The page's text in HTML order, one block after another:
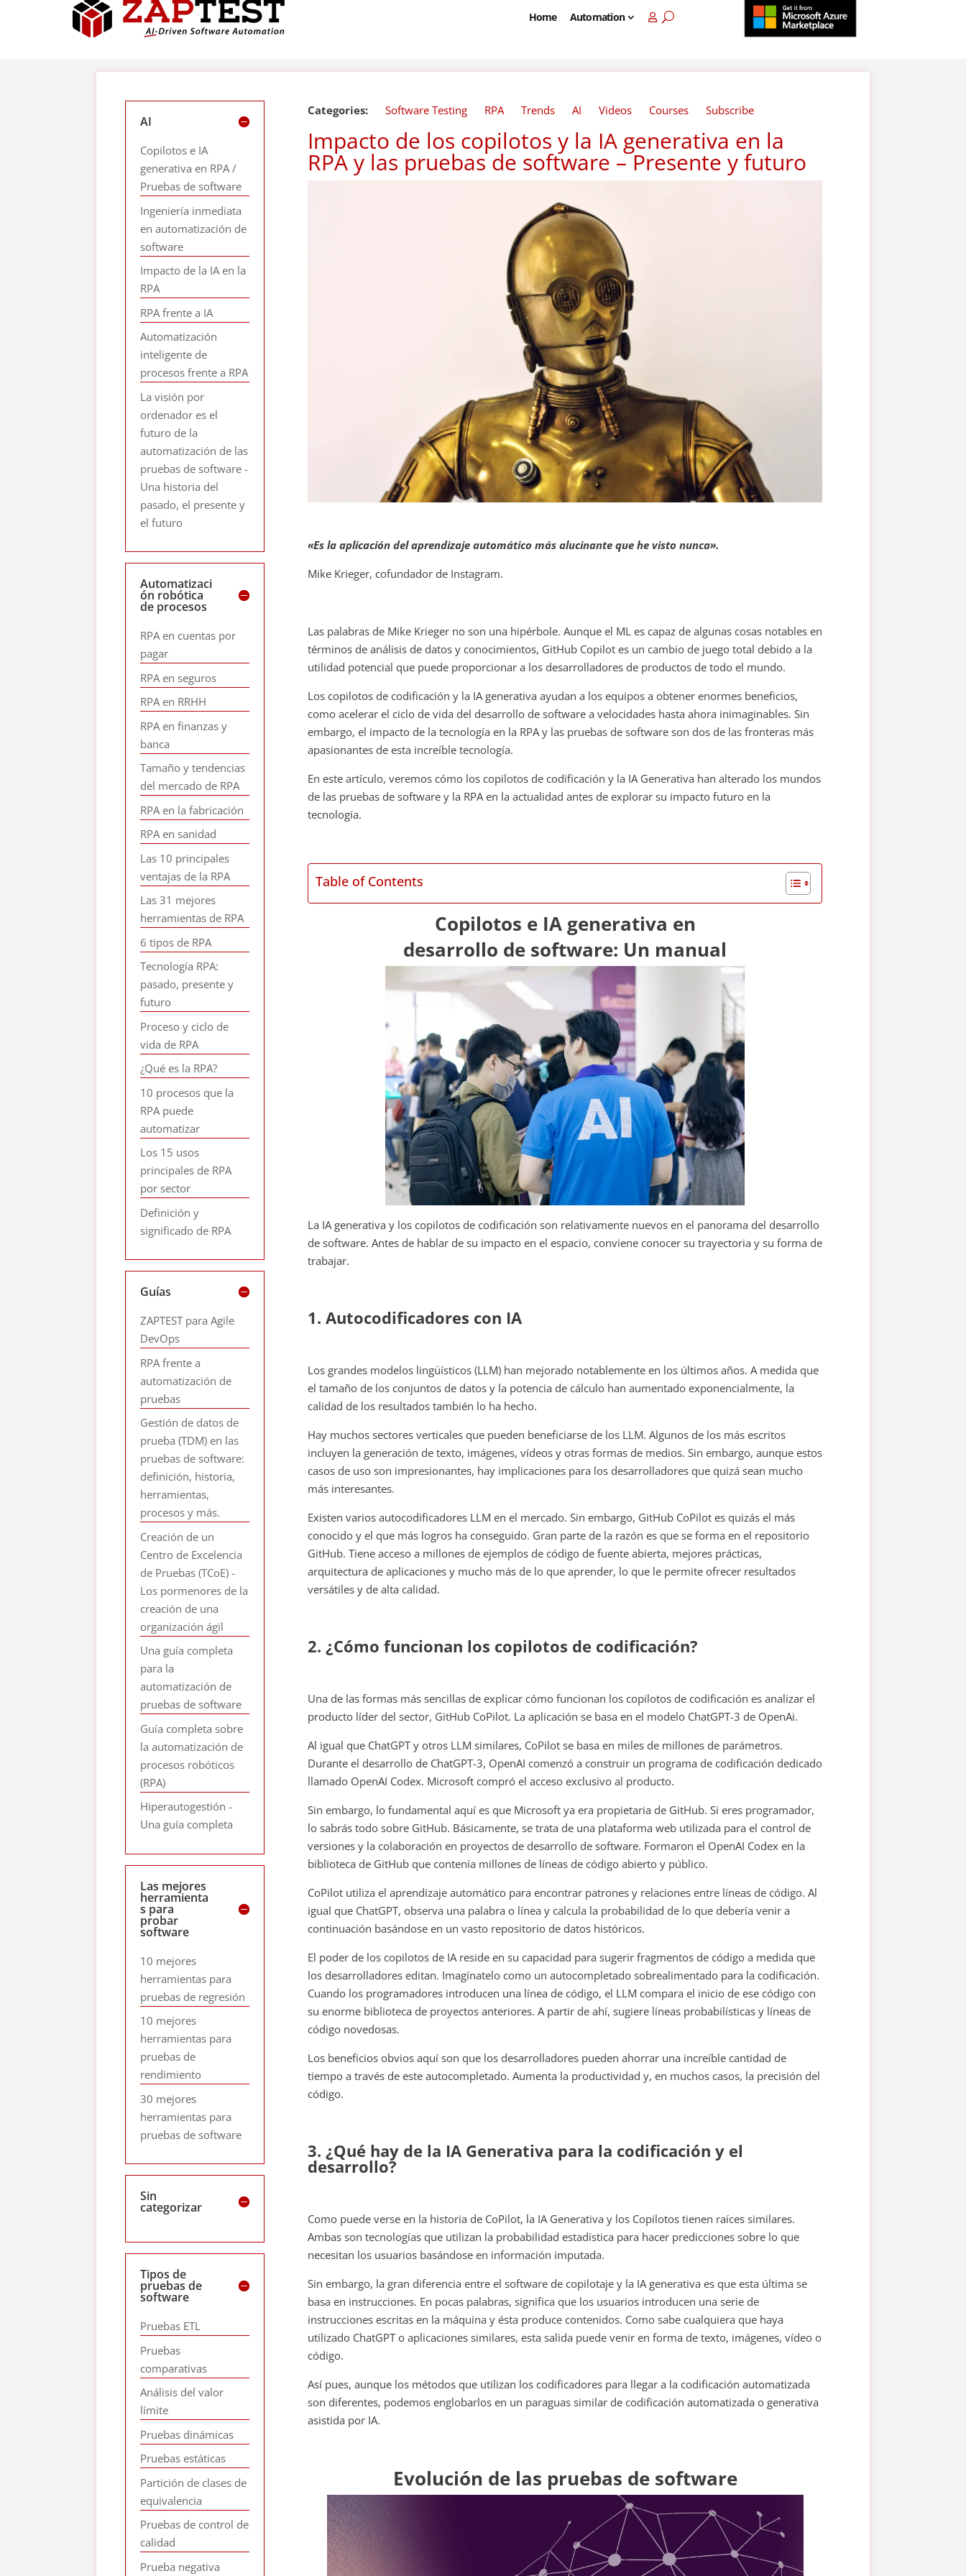
Home Automation
Categories: Software Testing RPA Trends AI Videos Courses Subscribe
Impacto de los copilotos y la IA generativa en la
RPA y las pruebas de software – Presente y futuro
«Es la aplicación del aprendizaje automático más alucinante que he visto nunca».
Mike Krieger, cofundador de Instagram.
Las palabras de Mike Krieger no son una hipérbole. Aunque el ML es capaz de algunas cosas notables en
términos de análisis de datos y conocimientos, GitHub Copilot es un cambio de juego total debido a la
utilidad potencial que puede proporcionar a los desarrolladores de productos de todo el mundo.
Los copilotos de codificación y la IA generativa ayudan a los equipos a obtener enormes beneficios,
como acelerar el ciclo de vida del desarrollo de software a velocidades hasta ahora inimaginables. Sin
embargo, el impacto de la tecnología en la RPA y las pruebas de software son dos de las fronteras más
apasionantes de esta increíble tecnología.
En este artículo, veremos cómo los copilotos de codificación y la IA Generativa han alterado los mundos
de las pruebas de software y la RPA en la actualidad antes de explorar su impacto futuro en la
tecnología.
Table of Contents
Copilotos e IA generativa en
desarrollo de software: Un manual
La IA generativa y los copilotos de codificación son relativamente nuevos en el panorama del desarrollo
de software. Antes de hablar de su impacto en el espacio, conviene conocer su trayectoria y su forma de
trabajar.
1. Autocodificadores con IA
Los grandes modelos lingüísticos (LLM) han mejorado notablemente en los últimos años. A medida que
el tamaño de los conjuntos de datos y la potencia de cálculo han aumentado exponencialmente, la
calidad de los resultados también lo ha hecho.
Hay muchos sectores verticales que pueden beneficiarse de los LLM. Algunos de los más escritos
incluyen la generación de texto, imágenes, vídeos y otras formas de medios. Sin embargo, aunque estos
casos de uso son impresionantes, hay implicaciones para los desarrolladores que quizá sean mucho
más interesantes.
Existen varios autocodificadores LLM en el mercado. Sin embargo, GitHub CoPilot es quizás el más
conocido y el que más logros ha conseguido. Gran parte de la razón es que se forma en el repositorio
GitHub. Tiene acceso a millones de ejemplos de código de fuente abierta, mejores prácticas,
arquitectura de aplicaciones y mucho más de lo que aprender, lo que le permite ofrecer resultados
versátiles y de alta calidad.
2. ¿Cómo funcionan los copilotos de codificación?
Una de las formas más sencillas de explicar cómo funcionan los copilotos de codificación es analizar el
producto líder del sector, GitHub CoPilot. La aplicación se basa en el modelo ChatGPT-3 de OpenAi.
Al igual que ChatGPT y otros LLM similares, CoPilot se basa en miles de millones de parámetros.
Durante el desarrollo de ChatGPT-3, OpenAI comenzó a construir un programa de codificación dedicado
llamado OpenAI Codex. Microsoft compró el acceso exclusivo al producto.
Sin embargo, lo fundamental aquí es que Microsoft ya era propietaria de GitHub. Si eres programador,
lo sabrás todo sobre GitHub. Básicamente, se trata de una plataforma web utilizada para el control de
versiones y la colaboración en proyectos de desarrollo de software. Formaron el OpenAI Codex en la
biblioteca de GitHub que contenía millones de líneas de código abierto y público.
CoPilot utiliza el aprendizaje automático para encontrar patrones y relaciones entre líneas de código. Al
igual que ChatGPT, observa una palabra o línea y calcula la probabilidad de lo que debería venir a
continuación basándose en un vasto repositorio de datos históricos.
El poder de los copilotos de IA reside en su capacidad para sugerir fragmentos de código a medida que
los desarrolladores editan. Imagínatelo como un autocompletado sobrealimentado para la codificación.
Cuando los programadores introducen una línea de código, el LLM compara el inicio de ese código con
su enorme biblioteca de proyectos anteriores. A partir de ahí, sugiere líneas probabilísticas y líneas de
código novedosas.
Los beneficios obvios aquí son que los desarrolladores pueden ahorrar una increíble cantidad de
tiempo a través de este autocompletado. Aumenta la productividad y, en muchos casos, la precisión del
código.
3. ¿Qué hay de la IA Generativa para la codificación y el
desarrollo?
Como puede verse en la historia de CoPilot, la IA Generativa y los Copilotos tienen raíces similares.
Ambas son tecnologías que utilizan la probabilidad estadística para hacer predicciones sobre lo que
necesitan los usuarios basándose en información imputada.
Sin embargo, la gran diferencia entre el software de copilotaje y la IA generativa es que esta última se
basa en instrucciones. En pocas palabras, significa que los usuarios introducen una serie de
instrucciones escritas en la máquina y ésta produce contenidos. Como sabe cualquiera que haya
utilizado ChatGPT o aplicaciones similares, esta salida puede venir en forma de texto, imágenes, vídeo o
código.
Así pues, aunque los métodos que utilizan los codificadores para llegar a la codificación automatizada
son diferentes, podemos englobarlos en un paraguas similar de codificación automatizada o generativa
asistida por IA.
Evolución de las pruebas de software
AI
Copilotos e IA
generativa en RPA /
Pruebas de software
Ingeniería inmediata
en automatización de
software
Impacto de la IA en la
RPA
RPA frente a IA
Automatización
inteligente de
procesos frente a RPA
La visión por
ordenador es el
futuro de la
automatización de las
pruebas de software -
Una historia del
pasado, el presente y
el futuro
Automatizaci
ón robótica
de procesos
RPA en cuentas por
pagar
RPA en seguros
RPA en RRHH
RPA en finanzas y
banca
Tamaño y tendencias
del mercado de RPA
RPA en la fabricación
RPA en sanidad
Las 10 principales
ventajas de la RPA
Las 31 mejores
herramientas de RPA
6 tipos de RPA
Tecnología RPA:
pasado, presente y
futuro
Proceso y ciclo de
vida de RPA
¿Qué es la RPA?
10 procesos que la
RPA puede
automatizar
Los 15 usos
principales de RPA
por sector
Definición y
significado de RPA
Guías
ZAPTEST para Agile
DevOps
RPA frente a
automatización de
pruebas
Gestión de datos de
prueba (TDM) en las
pruebas de software:
definición, historia,
herramientas,
procesos y más.
Creación de un
Centro de Excelencia
de Pruebas (TCoE) -
Los pormenores de la
creación de una
organización ágil
Una guía completa
para la
automatización de
pruebas de software
Guía completa sobre
la automatización de
procesos robóticos
(RPA)
Hiperautogestión -
Una guía completa
Las mejores
herramienta
s para
probar
software
10 mejores
herramientas para
pruebas de regresión
10 mejores
herramientas para
pruebas de
rendimiento
30 mejores
herramientas para
pruebas de software
Sin
categorizar
Tipos de
pruebas de
software
Pruebas ETL
Pruebas
comparativas
Análisis del valor
límite
Pruebas dinámicas
Pruebas estáticas
Partición de clases de
equivalencia
Pruebas de control de
calidad
Prueba negativa